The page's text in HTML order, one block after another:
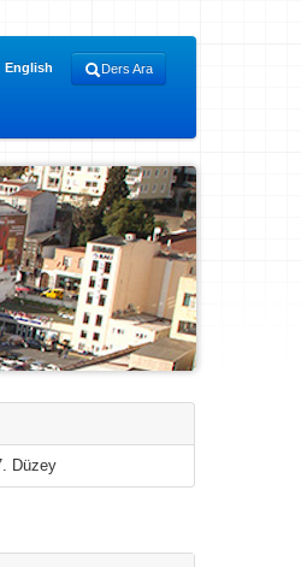
English Ders Ara
Düzey